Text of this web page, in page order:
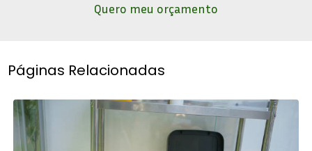
Quero meu orçamento
Páginas Relacionadas